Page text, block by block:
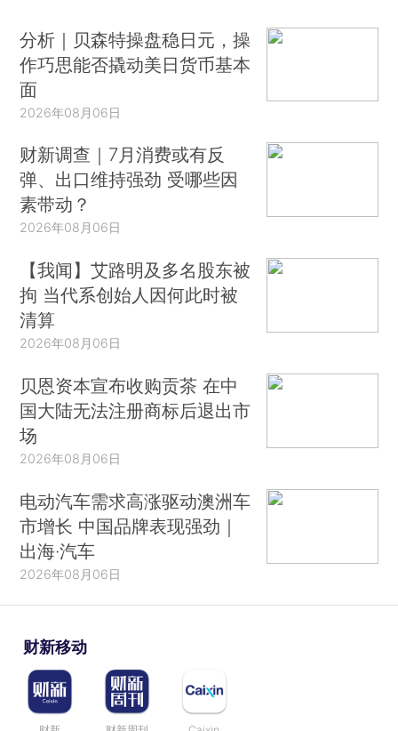
分析｜贝森特操盘稳日元，操
作巧思能否撬动美日货币基本
面
2026年08月06日
财新调查｜7月消费或有反
弹、出口维持强劲 受哪些因
素带动？
2026年08月06日
【我闻】艾路明及多名股东被
拘 当代系创始人因何此时被
清算
2026年08月06日
贝恩资本宣布收购贡茶 在中
国大陆无法注册商标后退出市
场
2026年08月06日
电动汽车需求高涨驱动澳洲车
市增长 中国品牌表现强劲｜
出海·汽车
2026年08月06日
财新移动